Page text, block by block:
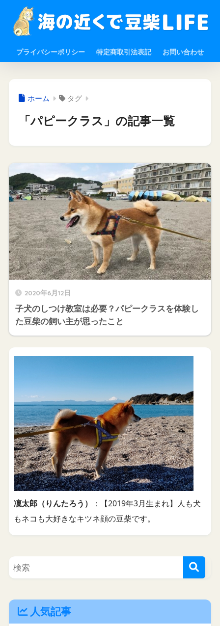
プライバシーポリシー 特定商取引法表記 お問い合わせ
ホーム タグ
「パピークラス」の記事一覧
2020年6月12日
子犬のしつけ教室は必要？パピークラスを体験し
た豆柴の飼い主が思ったこと
凜太郎（りんたろう）
：【2019年3月生まれ】人も犬
もネコも大好きなキツネ顔の豆柴です。
人気記事